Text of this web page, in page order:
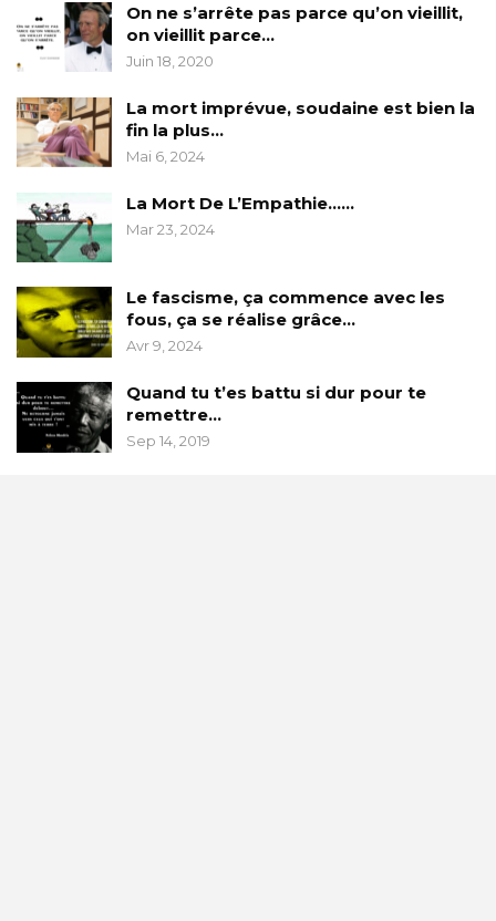
On ne s’arrête pas parce qu’on vieillit,
on vieillit parce…
Juin 18, 2020
La mort imprévue, soudaine est bien la
fin la plus…
Mai 6, 2024
La Mort De L’Empathie……
Mar 23, 2024
Le fascisme, ça commence avec les
fous, ça se réalise grâce…
Avr 9, 2024
Quand tu t’es battu si dur pour te
remettre…
Sep 14, 2019